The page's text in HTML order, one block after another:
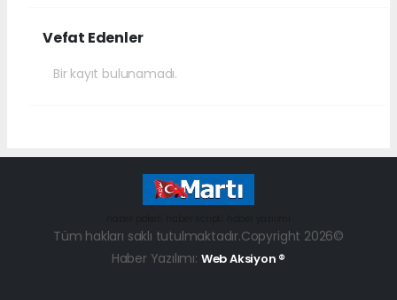
Vefat Edenler
Bir kayıt bulunamadı.
Tüm hakları saklı tutulmaktadır.Copyright 2026©
Haber Yazılımı: Web Aksiyon ®